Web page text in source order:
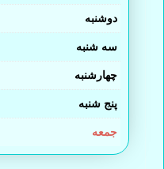
دوشنبه
سه شنبه
چهارشنبه
پنج شنبه
جمعه